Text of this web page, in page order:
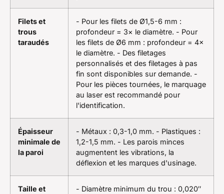
Filets et
trous
taraudés
- Pour les filets de Ø1,5-6 mm :
profondeur = 3× le diamètre. - Pour
les filets de Ø6 mm : profondeur = 4×
le diamètre. - Des filetages
personnalisés et des filetages à pas
fin sont disponibles sur demande. -
Pour les pièces tournées, le marquage
au laser est recommandé pour
l'identification.
Épaisseur
minimale de
la paroi
- Métaux : 0,3-1,0 mm. - Plastiques :
1,2-1,5 mm. - Les parois minces
augmentent les vibrations, la
déflexion et les marques d'usinage.
Taille et
- Diamètre minimum du trou : 0,020″